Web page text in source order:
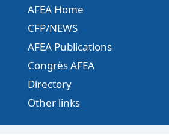
contenu
AFEA Home
CFP/NEWS
AFEA Publications
Congrès AFEA
Directory
Other links